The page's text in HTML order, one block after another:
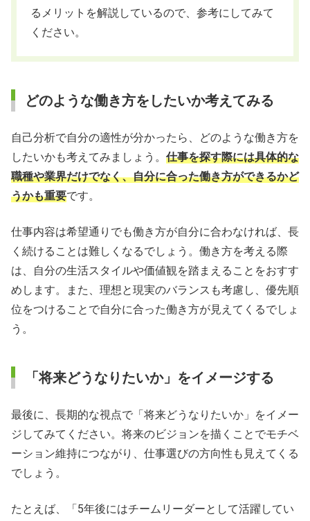
るメリットを解説しているので、参考にしてみて
ください。
どのような働き方をしたいか考えてみる
自己分析で自分の適性が分かったら、どのような働き方を
したいかも考えてみましょう。 仕事を探す際には具体的な
職種や業界だけでなく、自分に合った働き方ができるかど
うかも重要です。
仕事内容は希望通りでも働き方が自分に合わなければ、長
く続けることは難しくなるでしょう。働き方を考える際
は、自分の生活スタイルや価値観を踏まえることをおすす
めします。また、理想と現実のバランスも考慮し、優先順
位をつけることで自分に合った働き方が見えてくるでしょ
う。
「将来どうなりたいか」をイメージする
最後に、長期的な視点で「将来どうなりたいか」をイメー
ジしてみてください。将来のビジョンを描くことでモチベ
ーション維持につながり、仕事選びの方向性も見えてくる
でしょう。
たとえば、「5年後にはチームリーダーとして活躍してい